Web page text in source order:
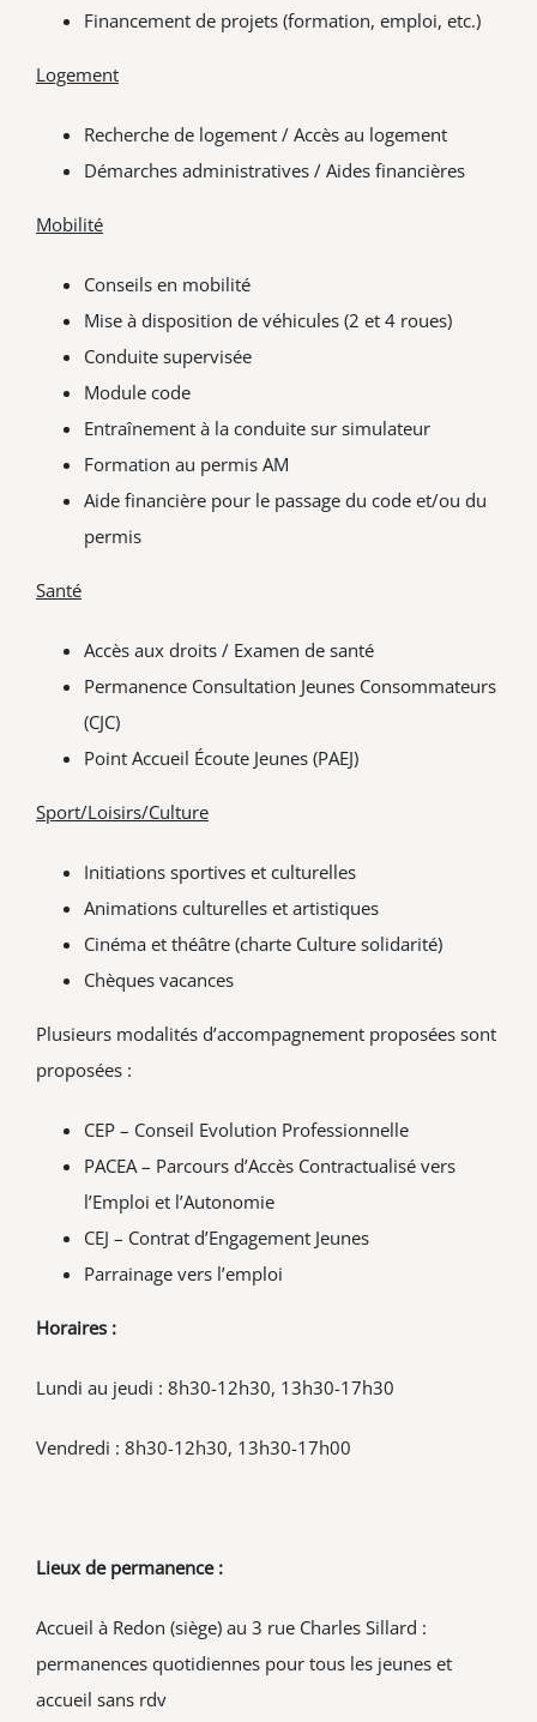
Financement de projets (formation, emploi, etc.)
Logement
Recherche de logement / Accès au logement
Démarches administratives / Aides financières
Mobilité
Conseils en mobilité
Mise à disposition de véhicules (2 et 4 roues)
Conduite supervisée
Module code
Entraînement à la conduite sur simulateur
Formation au permis AM
Aide financière pour le passage du code et/ou du
permis
Santé
Accès aux droits / Examen de santé
Permanence Consultation Jeunes Consommateurs
(CJC)
Point Accueil Écoute Jeunes (PAEJ)
Sport/Loisirs/Culture
Initiations sportives et culturelles
Animations culturelles et artistiques
Cinéma et théâtre (charte Culture solidarité)
Chèques vacances
Plusieurs modalités d’accompagnement proposées sont
proposées :
CEP – Conseil Evolution Professionnelle
PACEA – Parcours d’Accès Contractualisé vers
l’Emploi et l’Autonomie
CEJ – Contrat d’Engagement Jeunes
Parrainage vers l’emploi
Horaires :
Lundi au jeudi : 8h30-12h30, 13h30-17h30
Vendredi : 8h30-12h30, 13h30-17h00
Lieux de permanence :
Accueil à Redon (siège) au 3 rue Charles Sillard :
permanences quotidiennes pour tous les jeunes et
accueil sans rdv